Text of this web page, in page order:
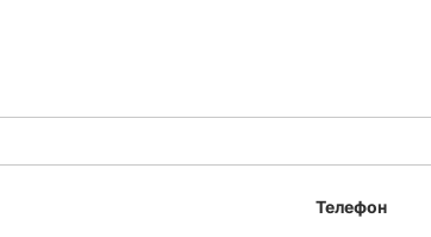
Телефон